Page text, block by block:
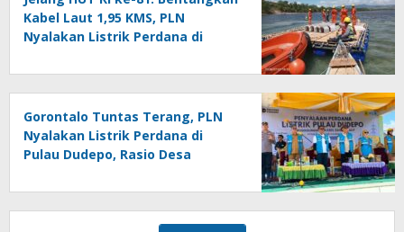
Kabel Laut 1,95 KMS, PLN
Nyalakan Listrik Perdana di
100 Persen Rasio Desa Berlistrik
Provinsi Gorontalo
Gorontalo Tuntas Terang, PLN
Nyalakan Listrik Perdana di
Pulau Dudepo, Rasio Desa
Capai 100 Persen